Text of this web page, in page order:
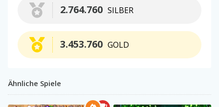
SILBER
2.764.760
GOLD
3.453.760
Ähnliche Spiele